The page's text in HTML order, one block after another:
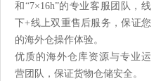
和“7×16h”的专业客服团队，线
下+线上双重售后服务，保证您
的海外仓操作体验。
优质的海外仓库资源与专业运
营团队，保证货物仓储安全。